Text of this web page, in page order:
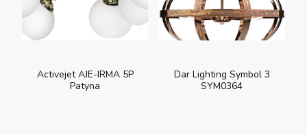
Activejet AJE-IRMA 5P
Patyna
Dar Lighting Symbol 3
SYM0364